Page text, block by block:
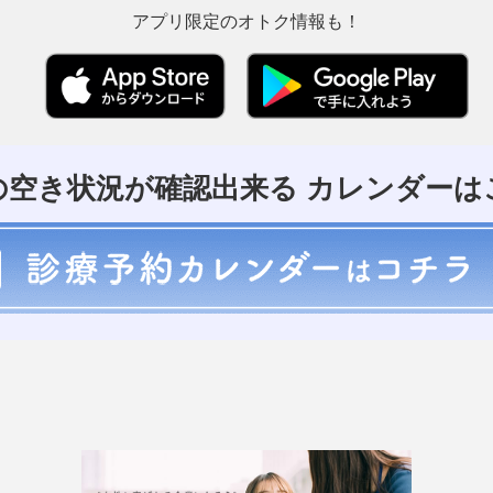
アプリ限定のオトク情報も！
空き状況が確認出来る カレンダーは